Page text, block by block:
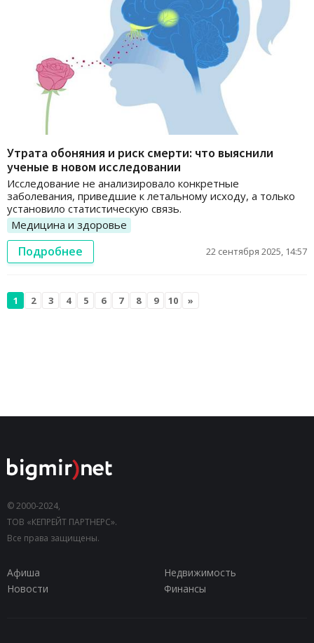
Утрата обоняния и риск смерти: что выяснили
ученые в новом исследовании
Исследование не анализировало конкретные
заболевания, приведшие к летальному исходу, а только
установило статистическую связь.
Медицина и здоровье
Подробнее 22 сентября 2025, 14:57
1 2 3 4 5 6 7 8 9 10 »
© 2000-2024,
ТОВ «КЕПРЕЙТ ПАРТНЕРС».
Все права защищены.
Афиша
Недвижимость
Новости
Финансы